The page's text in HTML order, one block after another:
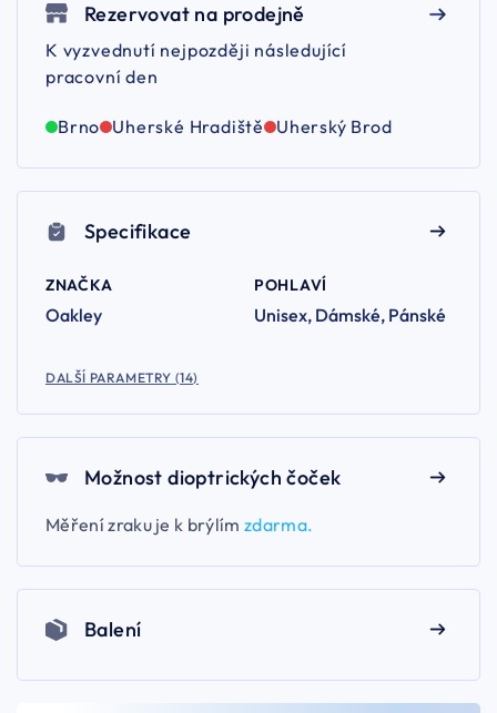
Rezervovat na prodejně
K vyzvednutí nejpozději následující
pracovní den
Brno Uherské Hradiště Uherský Brod
Specifikace
ZNAČKA
Oakley
POHLAVÍ
Unisex, Dámské, Pánské
DALŠÍ PARAMETRY (14)
Možnost dioptrických čoček
Měření zraku je k brýlím zdarma.
Balení